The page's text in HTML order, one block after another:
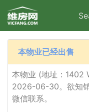
本物业已经出售
本物业 (地址：1402
2026-06-30。欲知
微信联系。